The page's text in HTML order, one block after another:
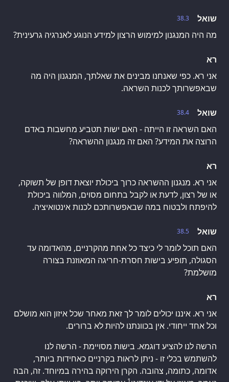
38.3
שואל
מה היה המנגנון למימוש הרצון למידע הנוגע לאנרגיה גרעינית?
רא
אני רא. כפי שאנחנו מבינים את שאלתך, המנגנון היה מה
שבאפשרותך לכנות השראה.
38.4
שואל
האם השראה זו הייתה - האם ישות תטביע מחשבות באדם
הרוצה את המידע? האם זה מנגנון ההשראה?
רא
אני רא. מנגנון ההשראה כרוך ביכולת יוצאת דופן של תשוקה,
או של רצון, לדעת או לקבל בתחום מסוים, המלווה ביכולת
להיפתח ולבטוח במה שבאפשרותכם לכנות אינטואיציה.
38.5
שואל
האם תוכל לומר לי כיצד כל אחת מהקרניים, מהאדומה עד
הסגולה, תופיע בישות חסרת-חריגה המאוזנת בצורה
מושלמת?
רא
אני רא. איננו יכולים לומר לך זאת מאחר שכל איזון הוא מושלם
וכל אחד ייחודי. אין בכוונתנו להיות לא ברורים.
הרשה לנו להציע דוגמא. בישות מסויימת - הרשה לנו
להשתמש בכלי זו - ניתן לראות בקרניים כאחידות ביותר,
אדומה, כתומה, צהובה. הקרן הירוקה בהירה במיוחד. זה, הבה